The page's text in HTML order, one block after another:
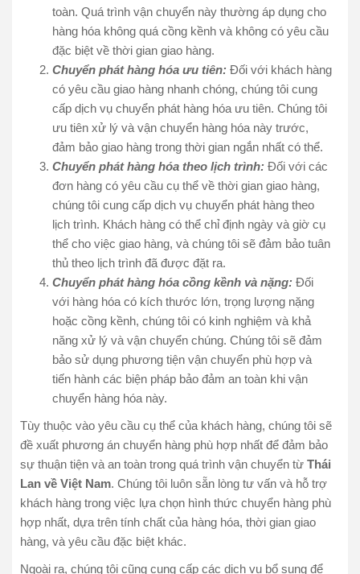
toàn. Quá trình vận chuyển này thường áp dụng cho
hàng hóa không quá cồng kềnh và không có yêu cầu
đặc biệt về thời gian giao hàng.
Chuyển phát hàng hóa ưu tiên: Đối với khách hàng
có yêu cầu giao hàng nhanh chóng, chúng tôi cung
cấp dịch vụ chuyển phát hàng hóa ưu tiên. Chúng tôi
ưu tiên xử lý và vận chuyển hàng hóa này trước,
đảm bảo giao hàng trong thời gian ngắn nhất có thể.
Chuyển phát hàng hóa theo lịch trình: Đối với các
đơn hàng có yêu cầu cụ thể về thời gian giao hàng,
chúng tôi cung cấp dịch vụ chuyển phát hàng theo
lịch trình. Khách hàng có thể chỉ định ngày và giờ cụ
thể cho việc giao hàng, và chúng tôi sẽ đảm bảo tuân
thủ theo lịch trình đã được đặt ra.
Chuyển phát hàng hóa cồng kềnh và nặng: Đối
với hàng hóa có kích thước lớn, trọng lượng nặng
hoặc cồng kềnh, chúng tôi có kinh nghiệm và khả
năng xử lý và vận chuyển chúng. Chúng tôi sẽ đảm
bảo sử dụng phương tiện vận chuyển phù hợp và
tiến hành các biện pháp bảo đảm an toàn khi vận
chuyển hàng hóa này.
Tùy thuộc vào yêu cầu cụ thể của khách hàng, chúng tôi sẽ
đề xuất phương án chuyển hàng phù hợp nhất để đảm bảo
sự thuận tiện và an toàn trong quá trình vận chuyển từ Thái
Lan về Việt Nam. Chúng tôi luôn sẵn lòng tư vấn và hỗ trợ
khách hàng trong việc lựa chọn hình thức chuyển hàng phù
hợp nhất, dựa trên tính chất của hàng hóa, thời gian giao
hàng, và yêu cầu đặc biệt khác.
Ngoài ra, chúng tôi cũng cung cấp các dịch vụ bổ sung để